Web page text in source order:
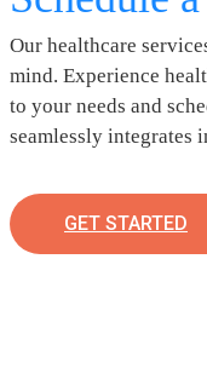
Our healthcare
mind. Experience
to your needs and
seamlessly integrates
GET STARTED